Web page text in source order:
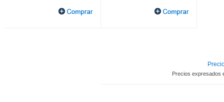
Precios expresados